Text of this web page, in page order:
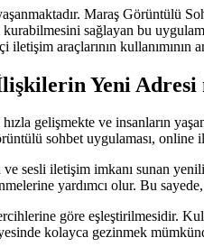
Maraş Görüntülü
sağlayan bu
araçlarının kullanımının
Yeni Adresi
gelişmekte ve insanların
sohbet uygulaması,
sesli iletişim imkanı sunan
yardımcı olur. Bu
göre
kolayca gezinmek